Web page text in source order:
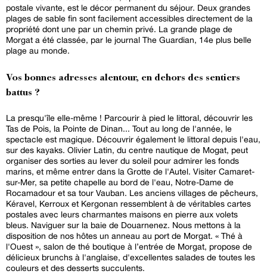
postale vivante, est le décor permanent du séjour. Deux grandes
plages de sable fin sont facilement accessibles directement de la
propriété dont une par un chemin privé. La grande plage de
Morgat a été classée, par le journal The Guardian, 14e plus belle
plage au monde.
Vos bonnes adresses alentour, en dehors des sentiers
battus ?
La presqu'île elle-même ! Parcourir à pied le littoral, découvrir les
Tas de Pois, la Pointe de Dinan... Tout au long de l'année, le
spectacle est magique. Découvrir également le littoral depuis l'eau,
sur des kayaks. Olivier Latin, du centre nautique de Mogat, peut
organiser des sorties au lever du soleil pour admirer les fonds
marins, et même entrer dans la Grotte de l'Autel. Visiter Camaret-
sur-Mer, sa petite chapelle au bord de l'eau, Notre-Dame de
Rocamadour et sa tour Vauban. Les anciens villages de pêcheurs,
Kéravel, Kerroux et Kergonan ressemblent à de véritables cartes
postales avec leurs charmantes maisons en pierre aux volets
bleus. Naviguer sur la baie de Douarnenez. Nous mettons à la
disposition de nos hôtes un anneau au port de Morgat. « Thé à
l'Ouest », salon de thé boutique à l’entrée de Morgat, propose de
délicieux brunchs à l'anglaise, d'excellentes salades de toutes les
couleurs et des desserts succulents.